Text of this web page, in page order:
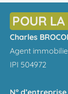
POUR
Charles
Agent
IPI 504972
N°